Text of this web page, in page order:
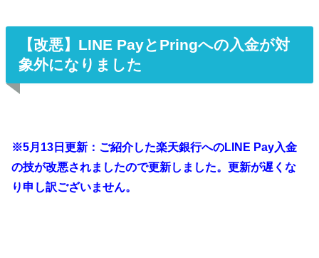
【改悪】LINE PayとPringへの入金が対
象外になりました
※5月13日更新：ご紹介した楽天銀行へのLINE Pay入金
の技が改悪されましたので更新しました。更新が遅くな
り申し訳ございません。